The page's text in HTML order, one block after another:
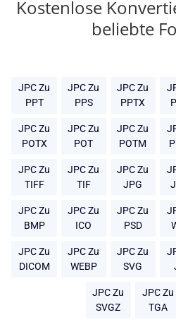
Kostenlose
beliebte
JPC Zu
PPT
JPC Zu
PPS
JPC Zu
PPTX
JPC Zu
POTX
JPC Zu
POT
JPC Zu
POTM
JPC Zu
TIFF
JPC Zu
TIF
JPC Zu
JPG
JPC Zu
BMP
JPC Zu
ICO
JPC Zu
PSD
JPC Zu
DICOM
JPC Zu
WEBP
JPC Zu
SVG
JPC Zu
SVGZ
JPC Zu
TGA